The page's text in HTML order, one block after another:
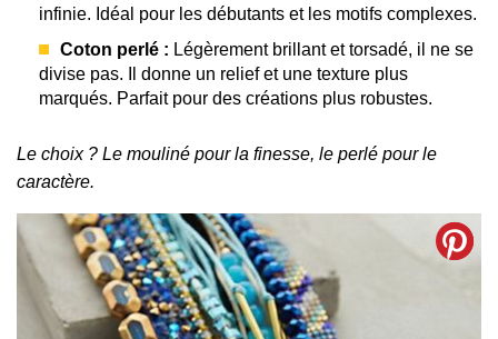
infinie. Idéal pour les débutants et les motifs complexes.
Coton perlé : Légèrement brillant et torsadé, il ne se
divise pas. Il donne un relief et une texture plus
marqués. Parfait pour des créations plus robustes.
Le choix ? Le mouliné pour la finesse, le perlé pour le
caractère.